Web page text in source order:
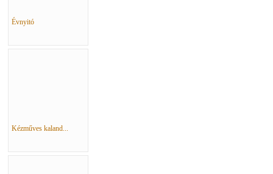
Évnyitó
Kézműves kaland...